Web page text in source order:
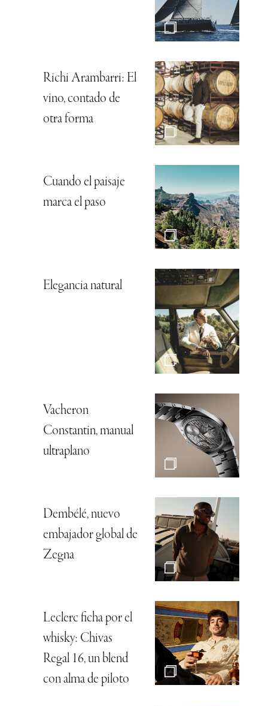
Richi Arambarri: El
vino, contado de
otra forma
Cuando el paisaje
marca el paso
Elegancia natural
Vacheron
Constantin, manual
ultraplano
Dembélé, nuevo
embajador global de
Zegna
Leclerc ficha por el
whisky: Chivas
Regal 16, un blend
con alma de piloto